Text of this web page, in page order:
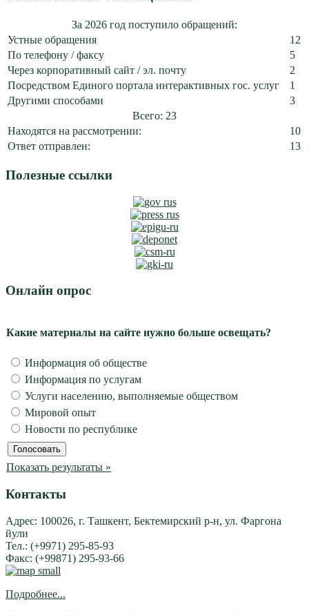
За 2026 год поступило обращений:
Устные обращения
12
По телефону / факсу
5
Через корпоративный сайт / эл. почту
2
Посредством Единого портала интерактивных гос. услуг
1
Другими способами
3
Всего: 23
Находятся на рассмотрении:
10
Ответ отправлен:
13
Полезные ссылки
Онлайн опрос
Какие материалы на сайте нужно больше освещать?
Информация об обществе
Информация по услугам
Услуги населению, выполняемые обществом
Мировой опыт
Новости по республике
Показать результаты »
Контакты
Адрес: 100026, г. Ташкент, Бектемирский р-н, ул. Фаргона
йули
Тел.: (+9971) 295-85-93
Факс: (+99871) 295-93-66
Подробнее...